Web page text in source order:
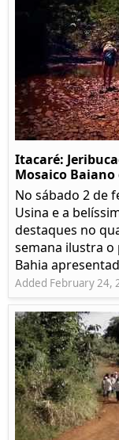
Itacaré:
Mosaico Baiano
No sábado 2 de
Usina e a
destaques no
semana ilustra o
Bahia
Added February 24,